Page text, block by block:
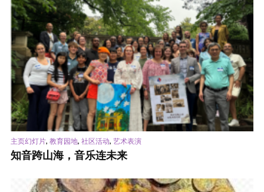
主页幻灯片, 教育园地, 社区活动, 艺术表演
知音跨山海，音乐连未来